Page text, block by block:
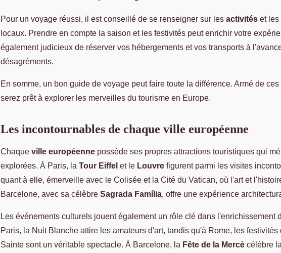
Pour un voyage réussi, il est conseillé de se renseigner sur les activités et les
locaux. Prendre en compte la saison et les festivités peut enrichir votre
également judicieux de réserver vos hébergements et vos transports à
désagréments.
En somme, un bon guide de voyage peut faire toute la différence. Armé de
serez prêt à explorer les merveilles du tourisme en Europe.
Les incontournables de chaque ville européenne
Chaque ville européenne possède ses propres attractions touristiques qui
explorées. À Paris, la Tour Eiffel et le Louvre figurent parmi les visites
quant à elle, émerveille avec le Colisée et la Cité du Vatican, où l'art et
Barcelone, avec sa célèbre Sagrada Família, offre une expérience
Les événements culturels jouent également un rôle clé dans l'enrichissement
Paris, la Nuit Blanche attire les amateurs d'art, tandis qu'à Rome, les
Sainte sont un véritable spectacle. À Barcelone, la Fête de la Mercè célèbre